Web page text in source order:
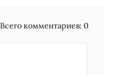
Всего комментариев: 0